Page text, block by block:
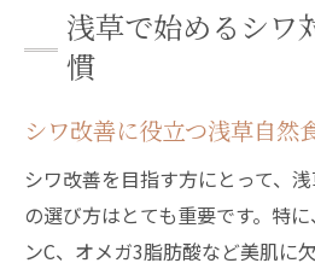
防食材
る方法
浅草オーガニックスー
予防食材
浅草で始めるシワ
慣
シワ改善に役立つ浅草自然
シワ改善を目指す方にとって、
の選び方はとても重要です。特
ンC、オメガ3脂肪酸など美肌に